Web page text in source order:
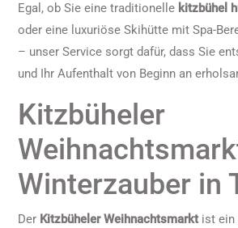
Egal, ob Sie eine traditionelle kitzbühel
oder eine luxuriöse Skihütte mit Spa-
– unser Service sorgt dafür, dass Sie
und Ihr Aufenthalt von Beginn an
Kitzbüheler
Winterzauber in
Der Kitzbüheler Weihnachtsmarktist ein